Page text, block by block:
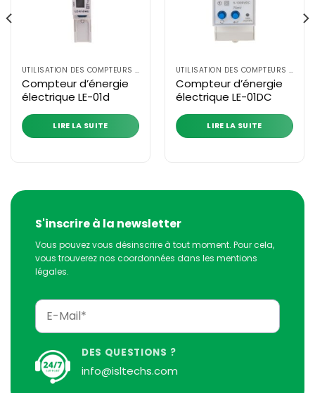
UTILISATION DES COMPTEURS D'ÉNERGIE ÉLECTRIQUE
Compteur d’énergie
électrique LE-01d
LIRE LA SUITE
UTILISATION DES COMPTEURS D'ÉNERGIE ÉLECTRIQUE
Compteur d’énergie
électrique LE-01DC
LIRE LA SUITE
S'inscrire à la newsletter
Vous pouvez vous désinscrire à tout moment. Pour cela,
vous trouverez nos coordonnées dans les mentions
légales.
DES QUESTIONS ?
info@isltechs.com